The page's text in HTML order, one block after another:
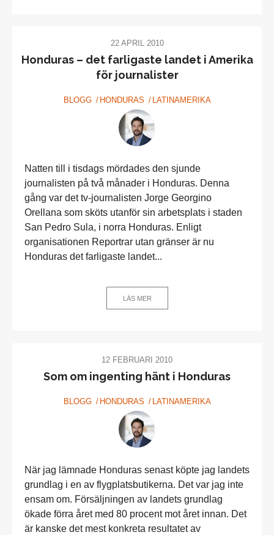
22 APRIL 2010
Honduras – det farligaste landet i Amerika
för journalister
BLOGG HONDURAS LATINAMERIKA
Natten till i tisdags mördades den sjunde
journalisten på två månader i Honduras. Denna
gång var det tv-journalisten Jorge Georgino
Orellana som sköts utanför sin arbetsplats i staden
San Pedro Sula, i norra Honduras. Enligt
organisationen Reportrar utan gränser är nu
Honduras det farligaste landet...
LÄS MER
12 FEBRUARI 2010
Som om ingenting hänt i Honduras
BLOGG HONDURAS LATINAMERIKA
När jag lämnade Honduras senast köpte jag landets
grundlag i en av flygplatsbutikerna. Det var jag inte
ensam om. Försäljningen av landets grundlag
ökade förra året med 80 procent mot året innan. Det
är kanske det mest konkreta resultatet av